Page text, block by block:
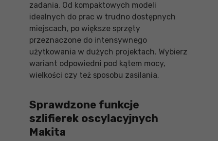
zadania. Od kompaktowych modeli
idealnych do prac w trudno dostępnych
miejscach, po większe sprzęty
przeznaczone do intensywnego
użytkowania w dużych projektach. Wybierz
wariant odpowiedni pod kątem mocy,
wielkości czy też sposobu zasilania.
Sprawdzone funkcje
szlifierek oscylacyjnych
Makita